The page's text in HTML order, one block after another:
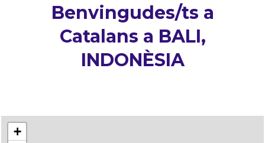
Benvingudes/ts a
Catalans a BALI,
INDONÈSIA
+